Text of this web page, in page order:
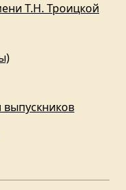
Т.Н. Троицкой
выпускников